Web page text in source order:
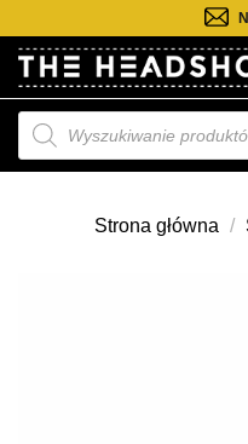
do
treści
Wyszukiwarka
produktów
Strona główna /